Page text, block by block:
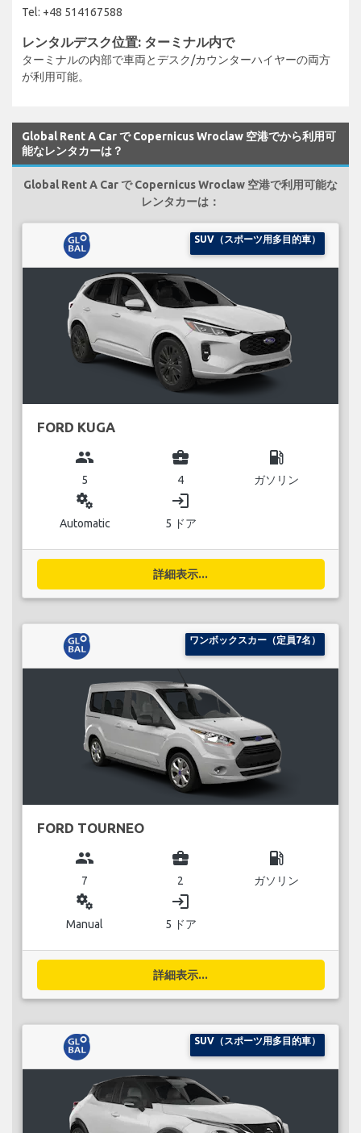
Tel: +48 514167588
レンタルデスク位置: ターミナル内で
ターミナルの内部で車両とデスク/カウンターハイヤーの両方
が利用可能。
Global Rent A Car で Copernicus Wroclaw 空港でから利用可
能なレンタカーは？
Global Rent A Car で Copernicus Wroclaw 空港で利用可能な
レンタカーは：
SUV（スポーツ用多目的車）
FORD KUGA
group
5
business_center
4
local_gas_station
ガソリン
miscellaneous_services
Automatic
login
5 ドア
詳細表示...
ワンボックスカー（定員7名）
FORD TOURNEO
group
7
business_center
2
local_gas_station
ガソリン
miscellaneous_services
Manual
login
5 ドア
詳細表示...
SUV（スポーツ用多目的車）